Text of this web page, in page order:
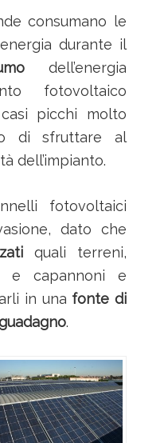
consumano le
durante il
dell’energia
fotovoltaico
picchi molto
di sfruttare al
dell’impianto.
fotovoltaici
dato che
quali terreni,
e capannoni e
in una fonte di
.